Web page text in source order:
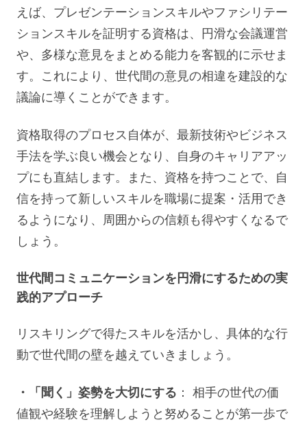
えば、プレゼンテーションスキルやファシリテー
ションスキルを証明する資格は、円滑な会議運営
や、多様な意見をまとめる能力を客観的に示せま
す。これにより、世代間の意見の相違を建設的な
議論に導くことができます。
資格取得のプロセス自体が、最新技術やビジネス
手法を学ぶ良い機会となり、自身のキャリアアッ
プにも直結します。また、資格を持つことで、自
信を持って新しいスキルを職場に提案・活用でき
るようになり、周囲からの信頼も得やすくなるで
しょう。
世代間コミュニケーションを円滑にするための実
践的アプローチ
リスキリングで得たスキルを活かし、具体的な行
動で世代間の壁を越えていきましょう。
・「聞く」姿勢を大切にする ： 相手の世代の価
値観や経験を理解しようと努めることが第一歩で